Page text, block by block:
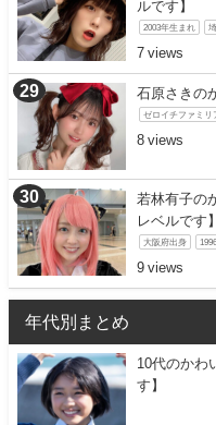
ルです】
2003年生まれ
7
石原さきの
ゼロイチファミリ
8
若林有子の
レベルです】
大阪府出身
9
年代別まとめ
10代のかわ
す】